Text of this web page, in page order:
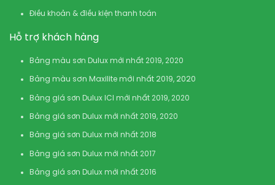
Điều khoản & điều kiện thanh toán
Hỗ trợ khách hàng
Bảng màu sơn Dulux mới nhất 2019, 2020
Bảng màu sơn Maxilite mới nhất 2019, 2020
Bảng giá sơn Dulux ICI mới nhất 2019, 2020
Bảng giá sơn Dulux mới nhất 2019, 2020
Bảng giá sơn Dulux mới nhất 2018
Bảng giá sơn Dulux mới nhất 2017
Bảng giá sơn Dulux mới nhất 2016